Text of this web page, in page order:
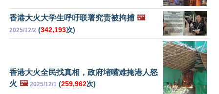
香港大火大学生呼吁联署究责被拘捕 🖼️
2025/12/2 (342,193次)
香港大火全民找真相，政府堵嘴难掩港人怒
火 🖼️ 2025/12/1 (259,962次)